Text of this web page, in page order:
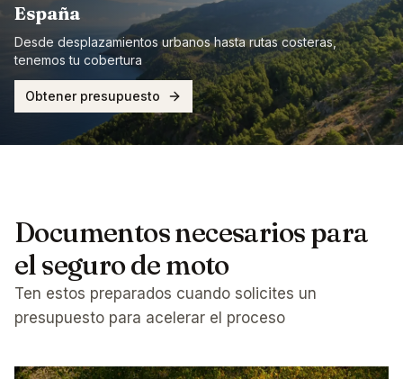
España
Desde desplazamientos urbanos hasta rutas costeras,
tenemos tu cobertura
Obtener presupuesto
Documentos necesarios para
el seguro de moto
Ten estos preparados cuando solicites un
presupuesto para acelerar el proceso